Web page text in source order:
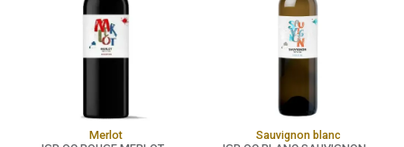
Merlot
Sauvignon blanc